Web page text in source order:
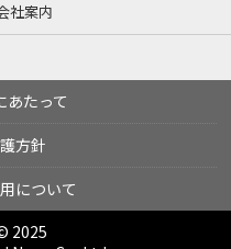
社案内
あたって
方針
について
2025